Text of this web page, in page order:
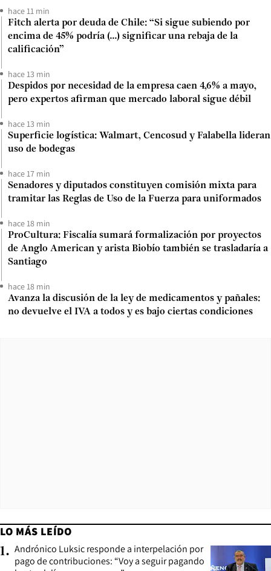
hace 11 min
Fitch alerta por deuda de Chile: “Si sigue subiendo por
encima de 45% podría (...) significar una rebaja de la
calificación”
hace 13 min
Despidos por necesidad de la empresa caen 4,6% a mayo,
pero expertos afirman que mercado laboral sigue débil
hace 13 min
Superficie logística: Walmart, Cencosud y Falabella lideran
uso de bodegas
hace 17 min
Senadores y diputados constituyen comisión mixta para
tramitar las Reglas de Uso de la Fuerza para uniformados
hace 18 min
ProCultura: Fiscalía sumará formalización por proyectos
de Anglo American y arista Biobío también se trasladaría a
Santiago
hace 18 min
Avanza la discusión de la ley de medicamentos y pañales:
no devuelve el IVA a todos y es bajo ciertas condiciones
LO MÁS LEÍDO
1. Andrónico Luksic responde a interpelación por
pago de contribuciones: “Voy a seguir pagando